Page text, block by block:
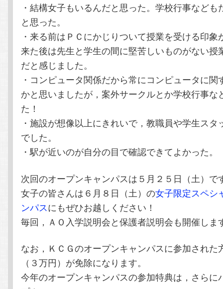
・結構女子もいるんだと思った。学校行事なども
と思った。
・来る前はＰＣにかじりついて授業を受ける印象
来た後は先生と学生の間に堅苦しいものがない授
だと感じました。
・コンピュータ関係だから常にコンピュータに関
かと思いましたが，案外サークルとか学校行事な
た！
・施設が想像以上にきれいで，教職員や学生スタ
でした。
・駅が近いのが自分の目で確認できてよかった。
次回のオープンキャンパスは５月２５日（土）で
女子の皆さんは６月８日（土）の女子限定スペシ
ンパスにもぜひお越しください！
毎回，ＡＯ入学説明会と保護者説明会も開催しま
なお，ＫＣＧのオープンキャンパスに参加された
（３万円）が免除になります。
今年のオープンキャンパスの参加特典は，さらに